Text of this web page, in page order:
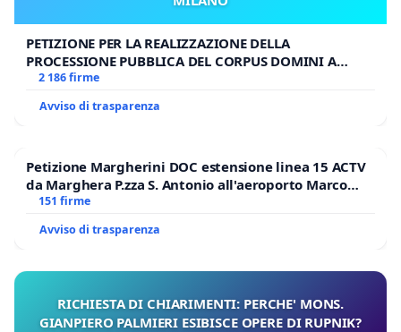
PETIZIONE PER LA REALIZZAZIONE DELLA
PROCESSIONE PUBBLICA DEL CORPUS DOMINI A
MILANO
2 186 firme
Avviso di trasparenza
Petizione Margherini DOC estensione linea 15 ACTV
da Marghera P.zza S. Antonio all'aeroporto Marco
Polo tariffa a € 1,50
151 firme
Avviso di trasparenza
RICHIESTA DI CHIARIMENTI: PERCHE' MONS.
GIANPIERO PALMIERI ESIBISCE OPERE DI RUPNIK?